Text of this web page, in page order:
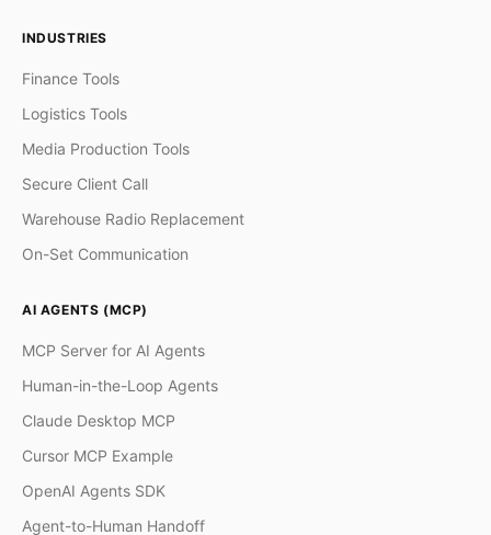
INDUSTRIES
Finance Tools
Logistics Tools
Media Production Tools
Secure Client Call
Warehouse Radio Replacement
On-Set Communication
AI AGENTS (MCP)
MCP Server for AI Agents
Human-in-the-Loop Agents
Claude Desktop MCP
Cursor MCP Example
OpenAI Agents SDK
Agent-to-Human Handoff